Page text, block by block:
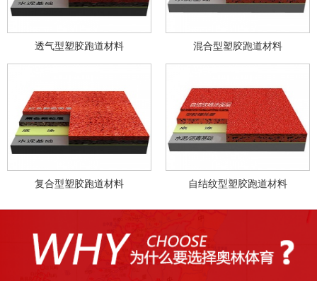
透气型塑胶跑道材料 混合型塑胶跑道材料
复合型塑胶跑道材料 自结纹型塑胶跑道材料